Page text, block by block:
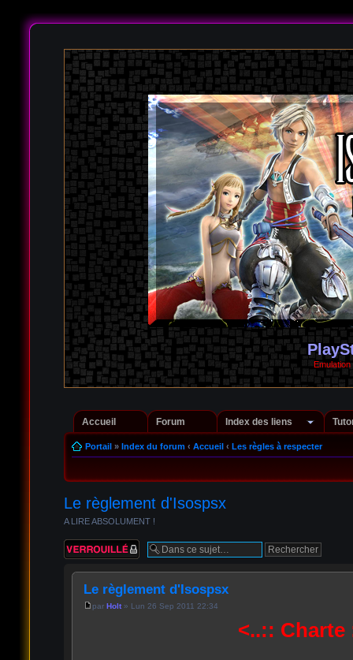
Accueil Forum Index des liens
Portail» Index du forum ‹ Accueil ‹ Les règles à respecter
Le règlement d'Isospsx
A LIRE ABSOLUMENT !
Sujet verrouillé
Le règlement d'Isospsx
par Holt» Lun 26 Sep 2011 22:34
<..:: Charte